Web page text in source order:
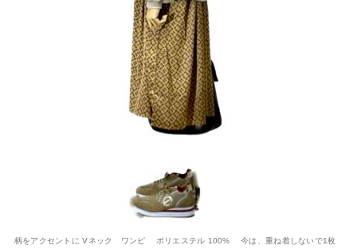
柄をアクセントに Vネック ワンピ ポリエステル 100% 今は、重ね着しないで1枚